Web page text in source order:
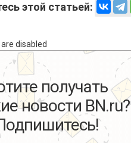
этой статьей:
disabled
получать
новости BN.ru?